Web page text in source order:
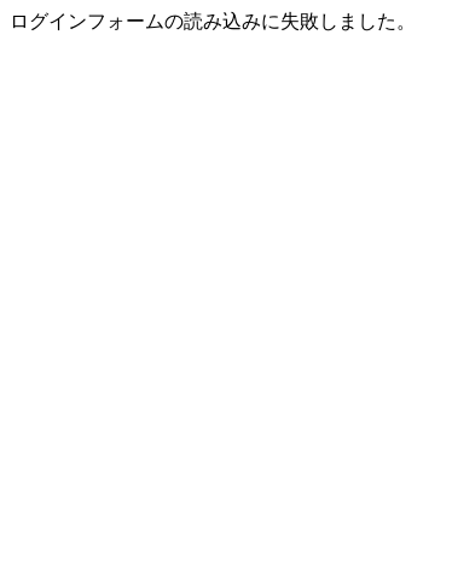
ログインフォームの読み込みに失敗しました。